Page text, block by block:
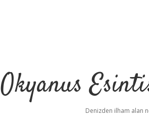
Okyanus
Denizden ilham alan